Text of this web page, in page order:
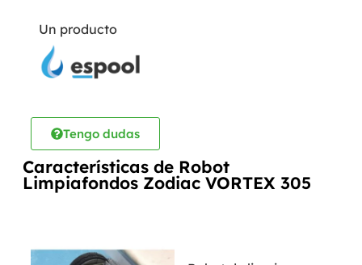
Un producto
Tengo dudas
Características de Robot
Limpiafondos Zodiac VORTEX 305